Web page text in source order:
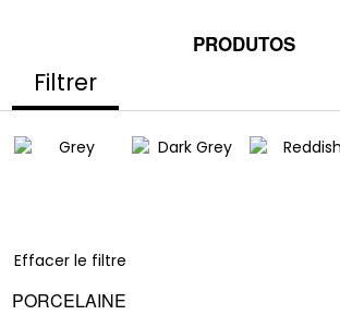
PRODUTOS
Filtrer
Effacer le filtre
PORCELAINE